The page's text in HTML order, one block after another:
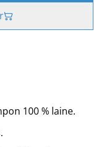
100 % laine.